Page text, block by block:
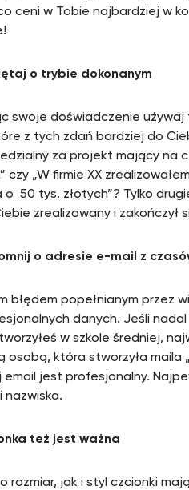
ceni w Tobie najbardziej w
o trybie dokonanym
swoje doświadczenie używaj
z tych zdań bardziej do
za projekt mający na
czy „W firmie XX
o 50 tys. złotych”? Tylko
zrealizowany i zakończył
o adresie e-mail z
błędem popełnianym przez
danych. Jeśli
w szkole średniej,
osobą, która stworzyła maila
email jest profesjonalny.
nazwiska.
też jest ważna
rozmiar, jak i styl czcionki